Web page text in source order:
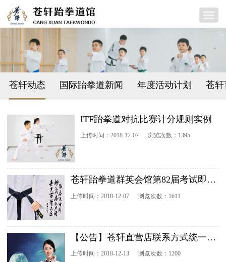
苍轩动态 国际跆拳道新闻 年度活动计划 苍轩
ITF跆拳道对抗比赛计分规则实例
上传时间：2018-12-07 浏览次数：1395
苍轩跆拳道群英会馆第82届考试即将举行
上传时间：2018-12-07 浏览次数：1611
【公告】苍轩直营店联系方式统一更改
上传时间：2018-12-13 浏览次数：1200